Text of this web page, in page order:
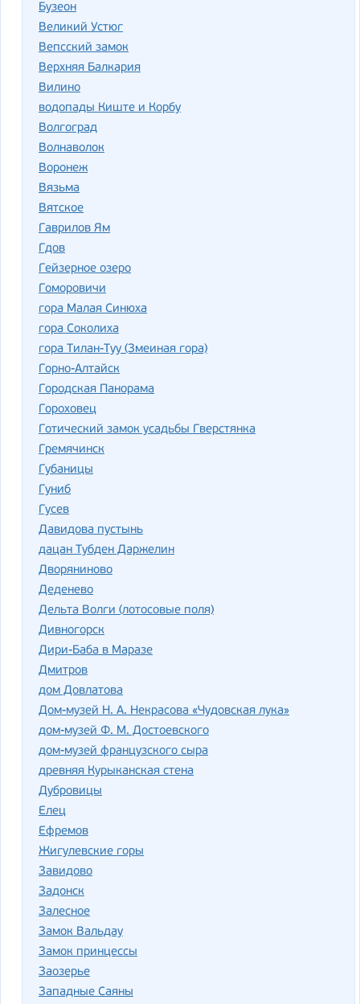
Бузеон
Великий Устюг
Вепсский замок
Верхняя Балкария
Вилино
водопады Киште и Корбу
Волгоград
Волнаволок
Воронеж
Вязьма
Вятское
Гаврилов Ям
Гдов
Гейзерное озеро
Гоморовичи
гора Малая Синюха
гора Соколиха
гора Тилан-Туу (Змеиная гора)
Горно-Алтайск
Городская Панорама
Гороховец
Готический замок усадьбы Гверстянка
Гремячинск
Губаницы
Гуниб
Гусев
Давидова пустынь
дацан Тубден Даржелин
Дворяниново
Деденево
Дельта Волги (лотосовые поля)
Дивногорск
Дири-Баба в Маразе
Дмитров
дом Довлатова
Дом-музей Н. А. Некрасова «Чудовская лука»
дом-музей Ф. М. Достоевского
дом-музей французского сыра
древняя Курыканская стена
Дубровицы
Елец
Ефремов
Жигулевские горы
Завидово
Задонск
Залесное
Замок Вальдау
Замок принцессы
Заозерье
Западные Саяны